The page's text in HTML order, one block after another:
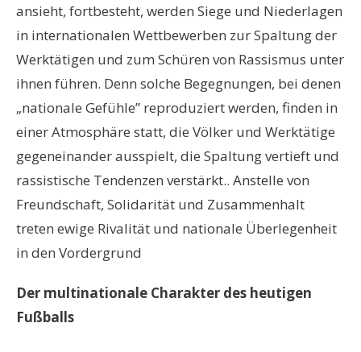
ansieht, fortbesteht, werden Siege und Niederlagen
in internationalen Wettbewerben zur Spaltung der
Werktätigen und zum Schüren von Rassismus unter
ihnen führen. Denn solche Begegnungen, bei denen
„nationale Gefühle” reproduziert werden, finden in
einer Atmosphäre statt, die Völker und Werktätige
gegeneinander ausspielt, die Spaltung vertieft und
rassistische Tendenzen verstärkt.. Anstelle von
Freundschaft, Solidarität und Zusammenhalt
treten ewige Rivalität und nationale Überlegenheit
in den Vordergrund
Der multinationale Charakter des heutigen
Fußballs